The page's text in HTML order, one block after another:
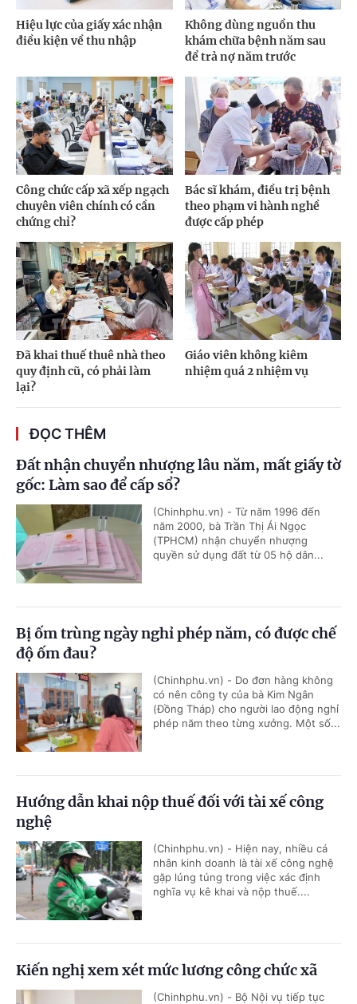
Hiệu lực của giấy xác nhận
điều kiện về thu nhập
Không dùng nguồn thu
khám chữa bệnh năm sau
để trả nợ năm trước
Công chức cấp xã xếp ngạch
chuyên viên chính có cần
chứng chỉ?
Bác sĩ khám, điều trị bệnh
theo phạm vi hành nghề
được cấp phép
Đã khai thuế thuê nhà theo
quy định cũ, có phải làm
lại?
Giáo viên không kiêm
nhiệm quá 2 nhiệm vụ
ĐỌC THÊM
Đất nhận chuyển nhượng lâu năm, mất giấy tờ
gốc: Làm sao để cấp sổ?
(Chinhphu.vn) - Từ năm 1996 đến
năm 2000, bà Trần Thị Ái Ngọc
(TPHCM) nhận chuyển nhượng
quyền sử dụng đất từ 05 hộ dân...
Bị ốm trùng ngày nghỉ phép năm, có được chế
độ ốm đau?
(Chinhphu.vn) - Do đơn hàng không
có nên công ty của bà Kim Ngân
(Đồng Tháp) cho người lao động nghỉ
phép năm theo từng xưởng. Một số...
Hướng dẫn khai nộp thuế đối với tài xế công
nghệ
(Chinhphu.vn) - Hiện nay, nhiều cá
nhân kinh doanh là tài xế công nghệ
gặp lúng túng trong việc xác định
nghĩa vụ kê khai và nộp thuế....
Kiến nghị xem xét mức lương công chức xã
(Chinhphu.vn) - Bộ Nội vụ tiếp tục